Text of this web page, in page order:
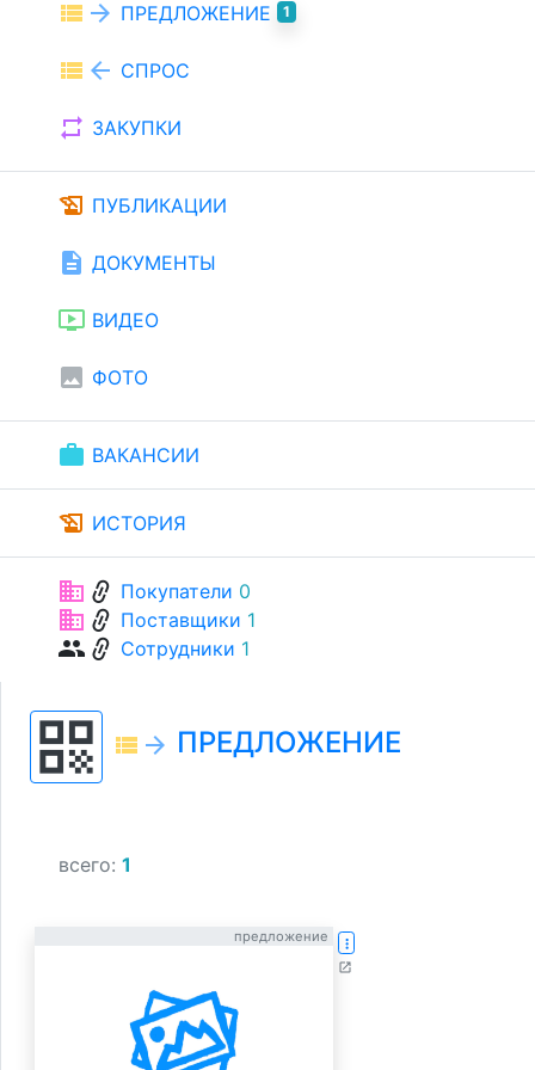
view_list arrow_forward ПРЕДЛОЖЕНИЕ 1
view_list arrow_back СПРОС
repeat ЗАКУПКИ
history_edu ПУБЛИКАЦИИ
description ДОКУМЕНТЫ
ondemand_video ВИДЕО
image ФОТО
work ВАКАНСИИ
history_edu ИСТОРИЯ
businesslink Покупатели 0
businesslink Поставщики 1
grouplink Сотрудники 1
qr_code view_list arrow_forward ПРЕДЛОЖЕНИЕ
всего: 1
предложение more_vert
open_in_new